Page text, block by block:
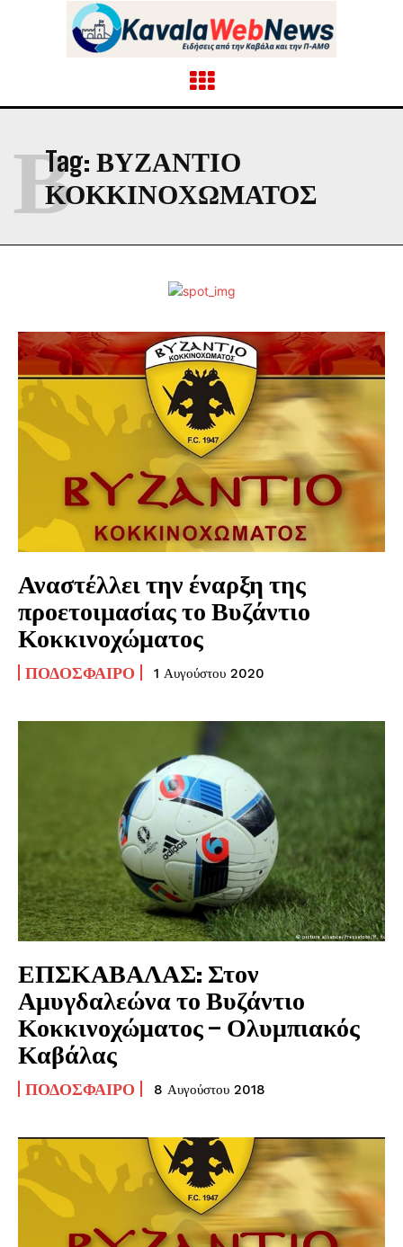
Tag: ΒΥΖΑΝΤΙΟ
ΚΟΚΚΙΝΟΧΩΜΑΤΟΣ
Β
Αναστέλλει την έναρξη της
προετοιμασίας το Βυζάντιο
Κοκκινοχώματος
ΠΟΔΌΣΦΑΙΡΟ 1 Αυγούστου 2020
ΕΠΣΚΑΒΑΛΑΣ: Στον
Αμυγδαλεώνα το Βυζάντιο
Κοκκινοχώματος – Ολυμπιακός
Καβάλας
ΠΟΔΌΣΦΑΙΡΟ 8 Αυγούστου 2018